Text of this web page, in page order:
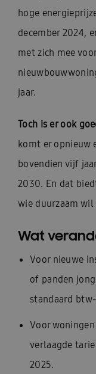
hoge
december 2024,
met zich mee
jaar.
Toch is er ook
komt er opnieuw
bovendien vijf
2030. En dat
wie duurzaam wil
Wat
Voor nieuwe
of panden
standaard
Voor
verlaagde
2025.